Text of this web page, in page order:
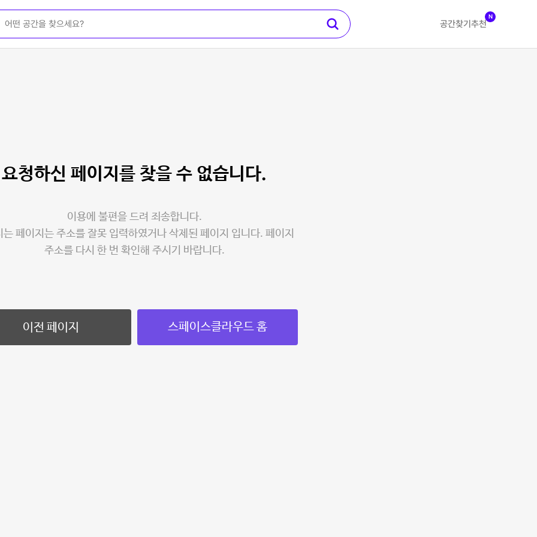
공간찾기 추천
N
요청하신 페이지를 찾을 수 없습니다.
이용에 불편을 드려 죄송합니다.
는 페이지는 주소를 잘못 입력하였거나 삭제된 페이지 입니다. 페이지
주소를 다시 한 번 확인해 주시기 바랍니다.
이전 페이지 스페이스클라우드 홈